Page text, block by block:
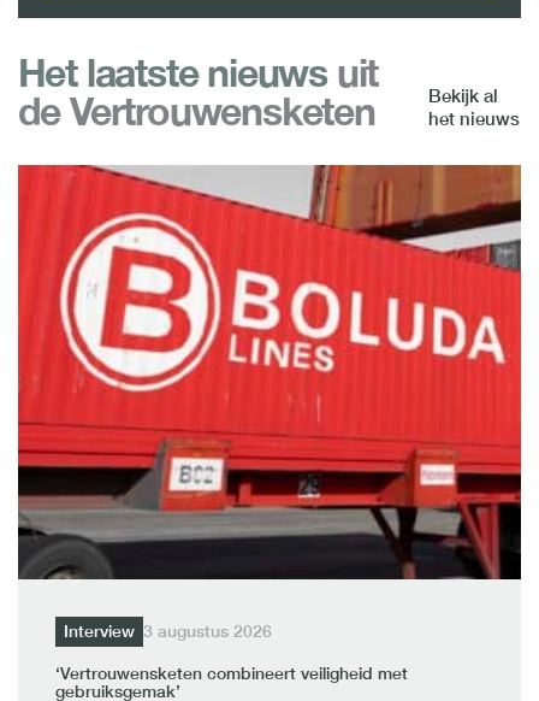
Het laatste nieuwsuit
de Vertrouwensketen
Bekijk al
het nieuws
Interview 3 augustus 2026
‘Vertrouwensketen combineert veiligheid met
gebruiksgemak’